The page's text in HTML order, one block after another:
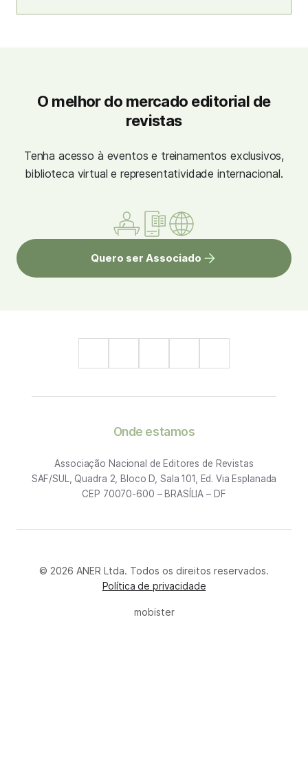
O melhor do mercado editorial de
revistas
Tenha acesso à eventos e treinamentos exclusivos,
biblioteca virtual e representatividade internacional.
Quero ser Associado
Onde estamos
Associação Nacional de Editores de Revistas
SAF/SUL, Quadra 2, Bloco D, Sala 101, Ed. Via Esplanada
CEP 70070-600 – BRASÍLIA – DF
© 2026 ANER Ltda. Todos os direitos reservados.
Política de privacidade
mobister